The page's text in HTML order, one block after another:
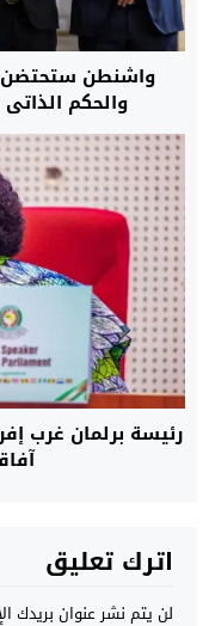
واشنطن ستحتضن
والحكم
رئيسة برلمان غرب
اترك تعليق
لن يتم نشر عنوان بريدك